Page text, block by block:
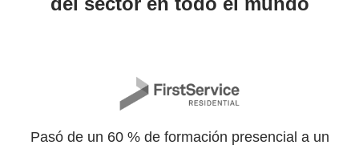
Pasó de un 60 % de formación presencial a un